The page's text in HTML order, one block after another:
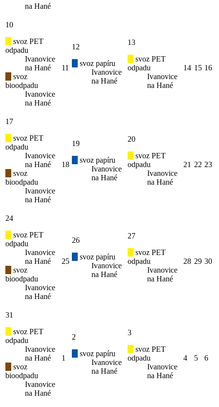
na Hané
10
svoz PET
odpadu
Ivanovice
na Hané
svoz
bioodpadu
Ivanovice
na Hané
11
12
svoz papíru
Ivanovice
na Hané
13
svoz PET
odpadu
Ivanovice
na Hané
14 15 16
17
svoz PET
odpadu
Ivanovice
na Hané
svoz
bioodpadu
Ivanovice
na Hané
18
19
svoz papíru
Ivanovice
na Hané
20
svoz PET
odpadu
Ivanovice
na Hané
21 22 23
24
svoz PET
odpadu
Ivanovice
na Hané
svoz
bioodpadu
Ivanovice
na Hané
25
26
svoz papíru
Ivanovice
na Hané
27
svoz PET
odpadu
Ivanovice
na Hané
28 29 30
31
svoz PET
odpadu
Ivanovice
na Hané
svoz
bioodpadu
Ivanovice
na Hané
1
2
svoz papíru
Ivanovice
na Hané
3
svoz PET
odpadu
Ivanovice
na Hané
4 5 6